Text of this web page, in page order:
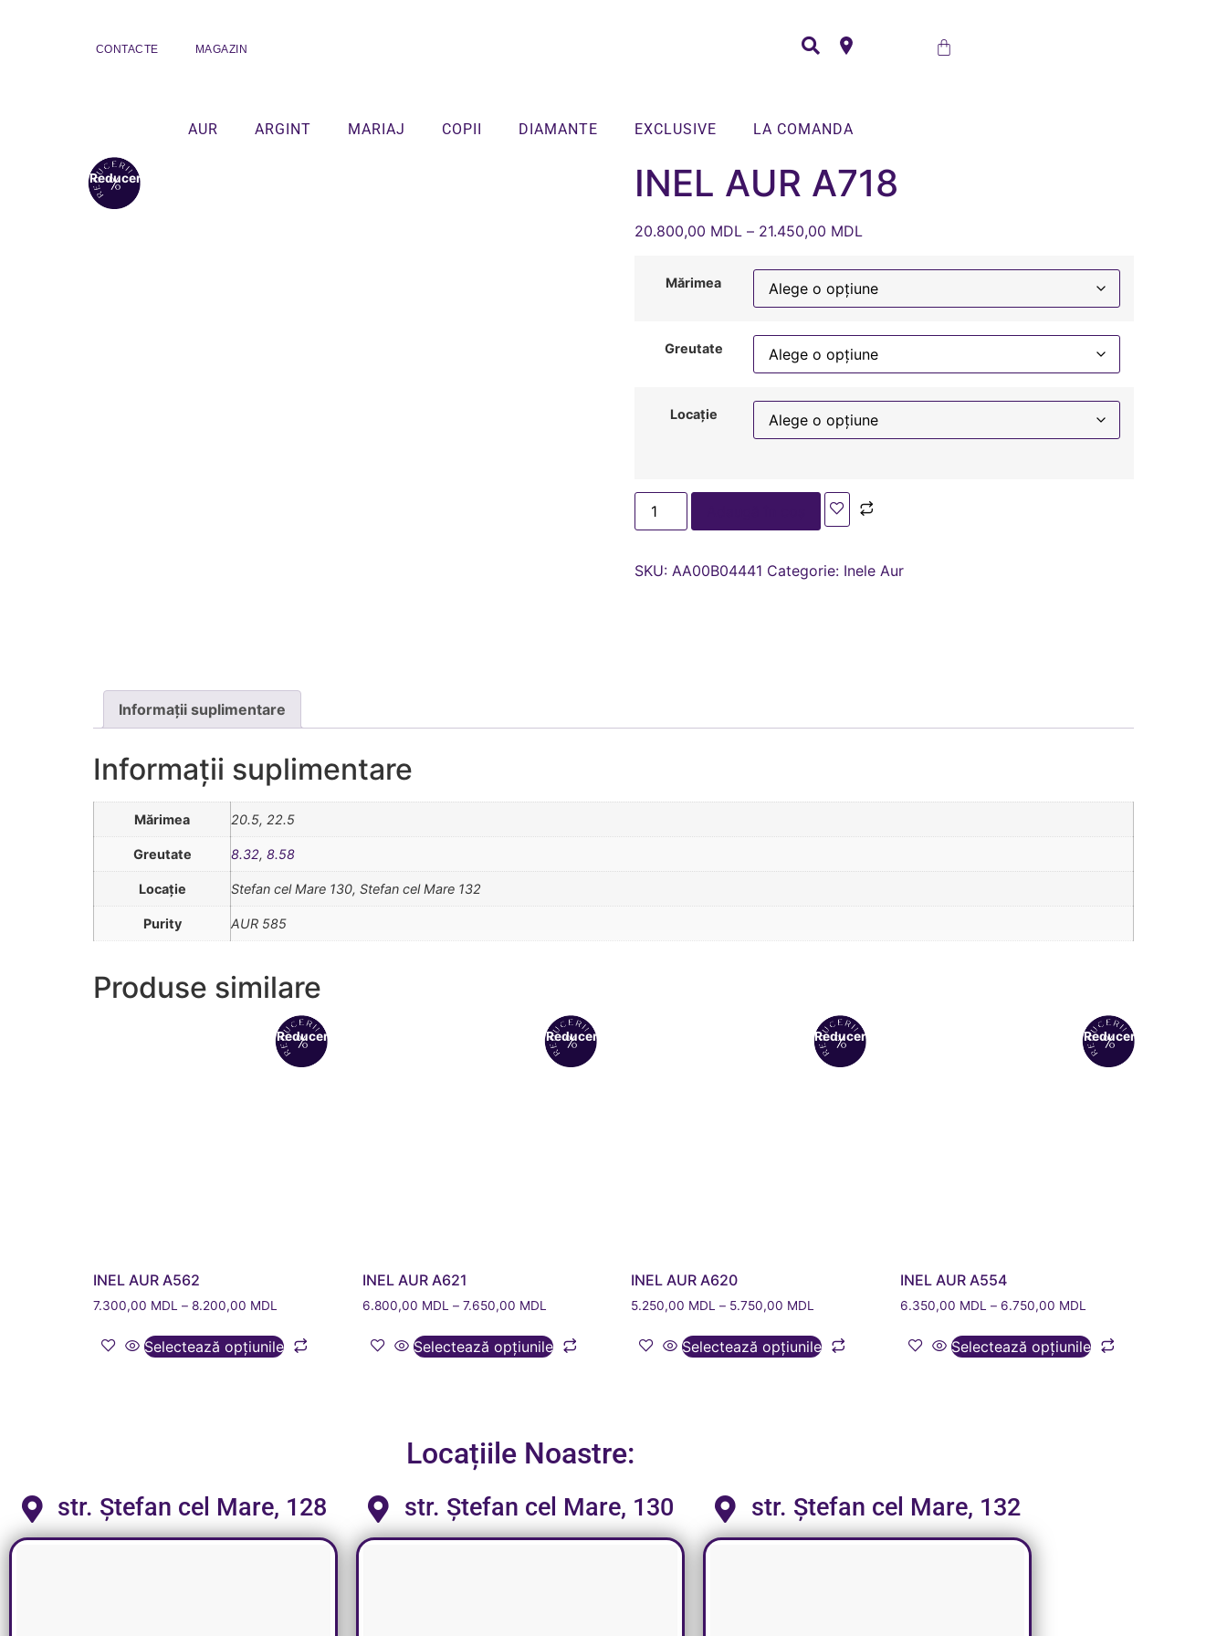
CONTACTE MAGAZIN
AUR ARGINT MARIAJ COPII DIAMANTE EXCLUSIVE LA COMANDA
Reduceri! INEL AUR A718
20.800,00 MDL – 21.450,00 MDL
Mărimea
Greutate
Locație
SKU: AA00В04441 Categorie: Inele Aur
Informații suplimentare
Informații suplimentare
Mărimea 20.5, 22.5
Greutate 8.32, 8.58
Locație Stefan cel Mare 130, Stefan cel Mare 132
Purity AUR 585
Produse similare
Reduceri!
INEL AUR A562
7.300,00 MDL – 8.200,00 MDL
Selectează opțiunile
Reduceri!
INEL AUR A621
6.800,00 MDL – 7.650,00 MDL
Selectează opțiunile
Reduceri!
INEL AUR A620
5.250,00 MDL – 5.750,00 MDL
Selectează opțiunile
Reduceri!
INEL AUR A554
6.350,00 MDL – 6.750,00 MDL
Selectează opțiunile
Locațiile Noastre:
str. Ștefan cel Mare, 128 str. Ștefan cel Mare, 130 str. Ștefan cel Mare, 132